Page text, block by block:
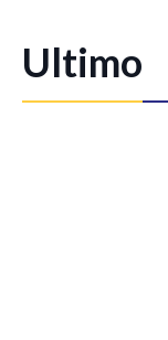
Ultimo